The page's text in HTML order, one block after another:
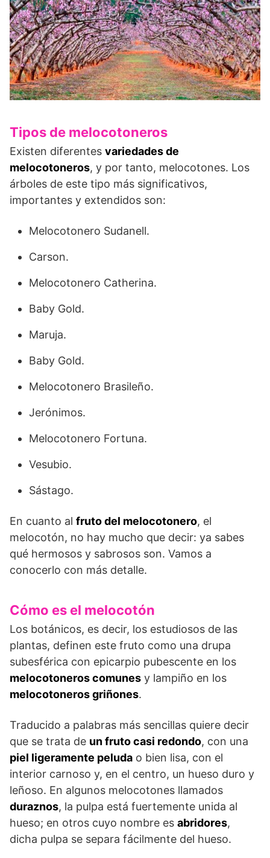
Tipos de melocotoneros
Existen diferentes variedades de
melocotoneros, y por tanto, melocotones. Los
árboles de este tipo más significativos,
importantes y extendidos son:
Melocotonero Sudanell.
Carson.
Melocotonero Catherina.
Baby Gold.
Maruja.
Baby Gold.
Melocotonero Brasileño.
Jerónimos.
Melocotonero Fortuna.
Vesubio.
Sástago.
En cuanto al fruto del melocotonero, el
melocotón, no hay mucho que decir: ya sabes
qué hermosos y sabrosos son. Vamos a
conocerlo con más detalle.
Cómo es el melocotón
Los botánicos, es decir, los estudiosos de las
plantas, definen este fruto como una drupa
subesférica con epicarpio pubescente en los
melocotoneros comunes y lampiño en los
melocotoneros griñones.
Traducido a palabras más sencillas quiere decir
que se trata de un fruto casi redondo, con una
piel ligeramente peluda o bien lisa, con el
interior carnoso y, en el centro, un hueso duro y
leñoso. En algunos melocotones llamados
duraznos, la pulpa está fuertemente unida al
hueso; en otros cuyo nombre es abridores,
dicha pulpa se separa fácilmente del hueso.